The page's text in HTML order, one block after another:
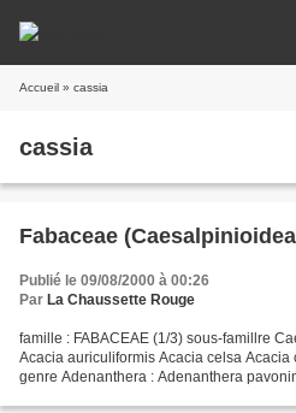
Accueil » cassia
cassia
Fabaceae
Publié le 09/08/2000 à 00:26
Par La Chaussette Rouge
famille : FABACEAE (1/3) sous-famillre
Acacia auriculiformis Acacia celsa
genre Adenanthera : Adenanthera